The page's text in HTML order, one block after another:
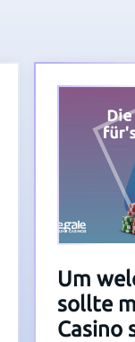
Um
sollte
Casino